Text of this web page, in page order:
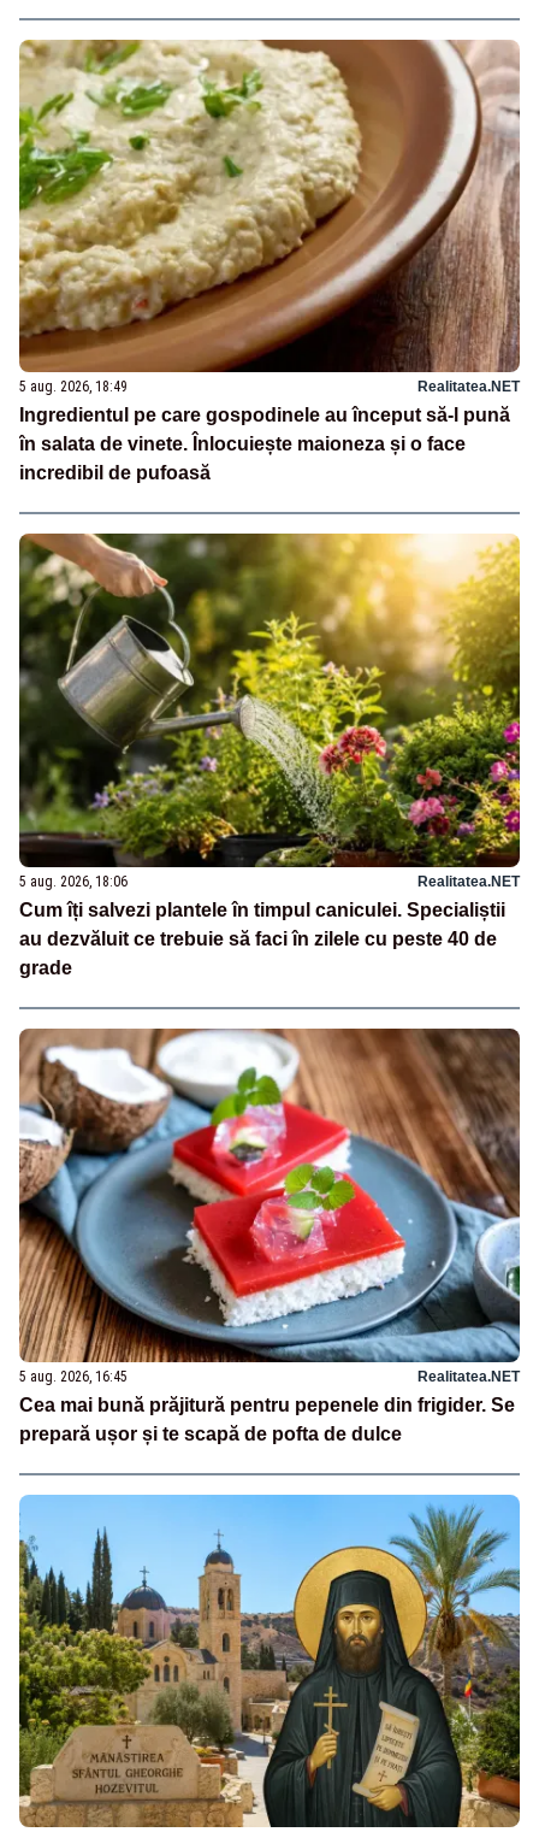
5 aug. 2026, 18:49 Realitatea.NET
Ingredientul pe care gospodinele au început să-l pună
în salata de vinete. Înlocuiește maioneza și o face
incredibil de pufoasă
5 aug. 2026, 18:06 Realitatea.NET
Cum îți salvezi plantele în timpul caniculei. Specialiștii
au dezvăluit ce trebuie să faci în zilele cu peste 40 de
grade
5 aug. 2026, 16:45 Realitatea.NET
Cea mai bună prăjitură pentru pepenele din frigider. Se
prepară ușor și te scapă de pofta de dulce